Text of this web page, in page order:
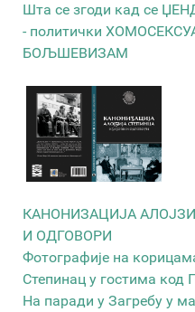
Шта се згоди кад се
- политички
БОЉШЕВИЗАМ
КАНОНИЗАЦИЈА
И ОДГОВОРИ
Фотографије на
Степинац у гостима код
На паради у Загребу у